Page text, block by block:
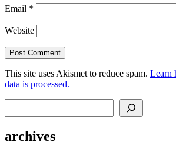
Email *
Website
This site uses Akismet to reduce spam. Learn
data is processed.
archives